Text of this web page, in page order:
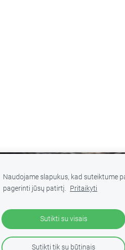
turinį be autorių
Naudojame slapukus, kad suteiktume
pagerinti jūsų patirtį. Pritaikyti
Sutikti su visais
Sutikti tik su būtinais